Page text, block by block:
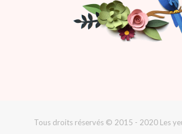
Tous droits réservés © 2015 - 2020 Les